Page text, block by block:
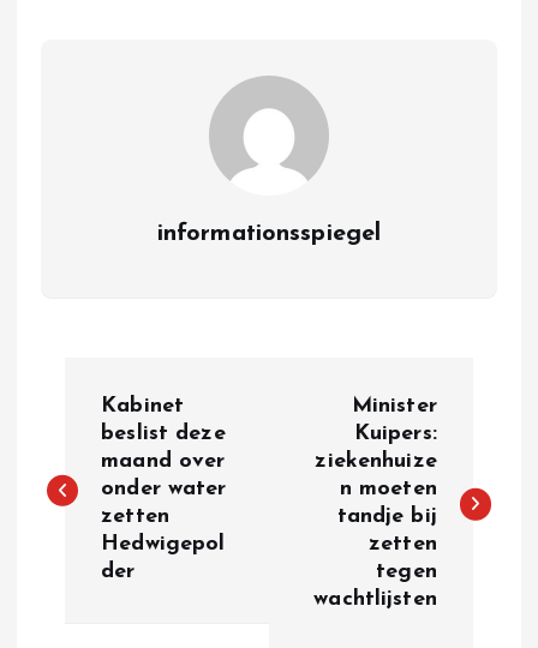
informationsspiegel
s
Kabinet
beslist deze
maand over
onder water
zetten
Hedwigepol
der
Minister
Kuipers:
ziekenhuize
n moeten
tandje bij
zetten
tegen
wachtlijsten